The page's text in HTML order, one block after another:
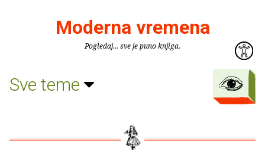
Moderna vremena
Pogledaj... sve je puno knjiga.
Sve teme